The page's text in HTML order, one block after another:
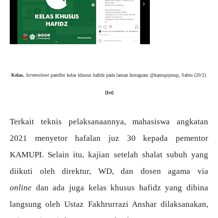
Kelas. Screenshootpamflet kelas khusus hafidz pada laman Instagram @kamupipnup, Sabtu (20/2).
[Ist]
Terkait teknis pelaksanaannya, mahasiswa angkatan
2021 menyetor hafalan juz 30 kepada pementor
KAMUPI. Selain itu, kajian setelah shalat subuh yang
diikuti oleh direktur, WD, dan dosen agama via
online dan ada juga kelas khusus hafidz yang dibina
langsung oleh Ustaz Fakhrurrazi Anshar dilaksanakan,